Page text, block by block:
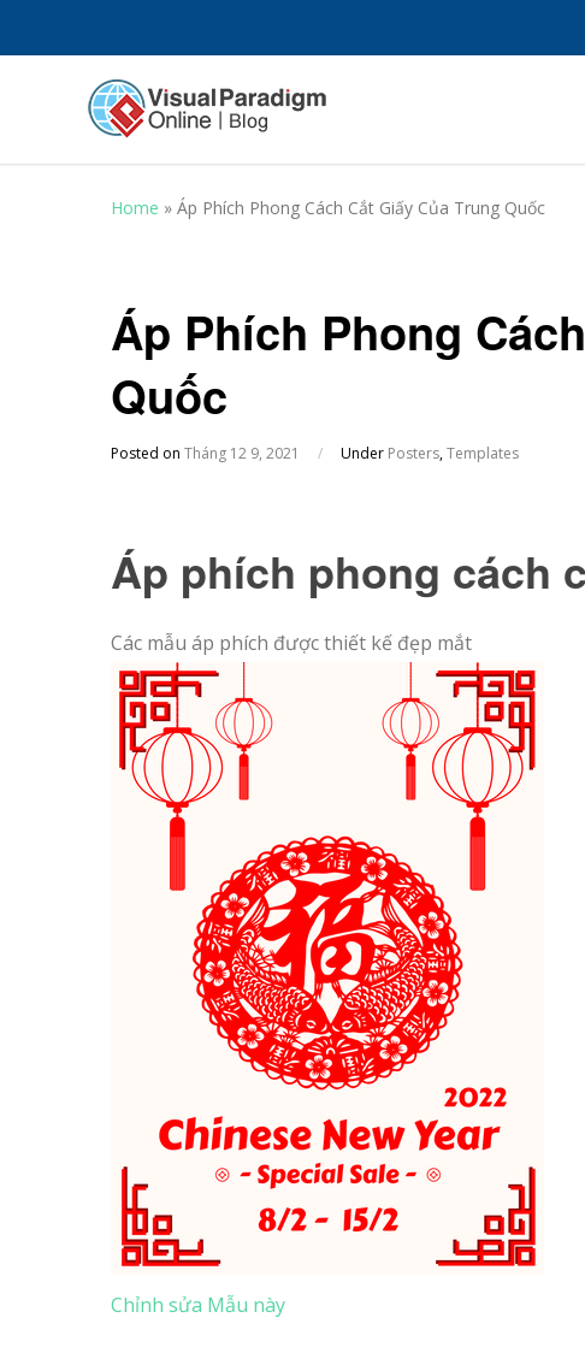
Home » Áp Phích Phong Cách Cắt Giấy Của Trung Quốc
Áp Phích Phong
Quốc
Posted on Tháng 12 9, 2021 / Under Posters,Templates
Áp phích phong cách
Các mẫu áp phích được thiết kế đẹp mắt
Chỉnh sửa Mẫu này